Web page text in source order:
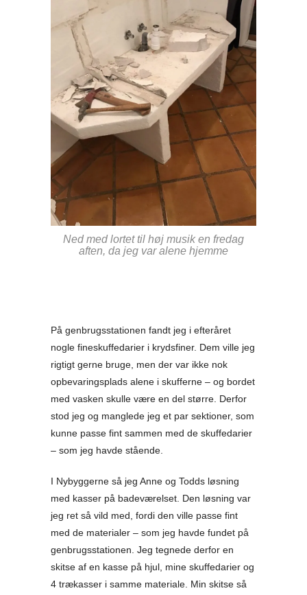
Ned med lortet til høj musik en fredag
aften, da jeg var alene hjemme
På genbrugsstationen fandt jeg i efteråret
nogle fineskuffedarier i krydsfiner. Dem ville jeg
rigtigt gerne bruge, men der var ikke nok
opbevaringsplads alene i skufferne – og bordet
med vasken skulle være en del større. Derfor
stod jeg og manglede jeg et par sektioner, som
kunne passe fint sammen med de skuffedarier
– som jeg havde stående.
I Nybyggerne så jeg Anne og Todds løsning
med kasser på badeværelset. Den løsning var
jeg ret så vild med, fordi den ville passe fint
med de materialer – som jeg havde fundet på
genbrugsstationen. Jeg tegnede derfor en
skitse af en kasse på hjul, mine skuffedarier og
4 trækasser i samme materiale. Min skitse så